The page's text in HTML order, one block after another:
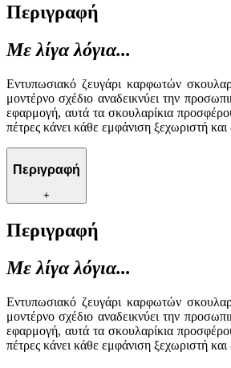
Περιγραφή
Με λίγα λόγια...
Εντυπωσιακό ζευγάρι καρφωτών
μοντέρνο σχέδιο αναδεικνύει την
εφαρμογή, αυτά τα σκουλαρίκια
πέτρες κάνει κάθε εμφάνιση ξεχωριστή και
Περιγραφή
+
Περιγραφή
Με λίγα λόγια...
Εντυπωσιακό ζευγάρι καρφωτών
μοντέρνο σχέδιο αναδεικνύει την
εφαρμογή, αυτά τα σκουλαρίκια
πέτρες κάνει κάθε εμφάνιση ξεχωριστή και